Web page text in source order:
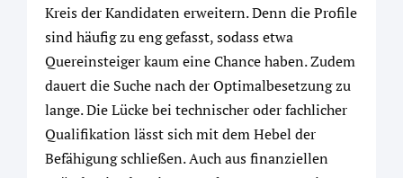
Kreis der Kandidaten erweitern. Denn die Profile
sind häufig zu eng gefasst, sodass etwa
Quereinsteiger kaum eine Chance haben. Zudem
dauert die Suche nach der Optimalbesetzung zu
lange. Die Lücke bei technischer oder fachlicher
Qualifikation lässt sich mit dem Hebel der
Befähigung schließen. Auch aus finanziellen